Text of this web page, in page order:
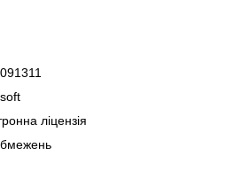
ліцензія